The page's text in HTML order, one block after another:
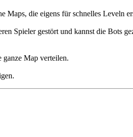
Maps, die eigens für schnelles Leveln
Spieler gestört und kannst die Bots
ganze Map verteilen.